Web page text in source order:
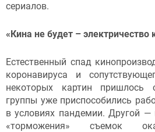
сериалов.
«Кина не будет – электричество
Естественный спад
коронавируса и
некоторых картин пришлось
группы уже приспособились
в условиях пандемии. Другой
«торможения» съемок